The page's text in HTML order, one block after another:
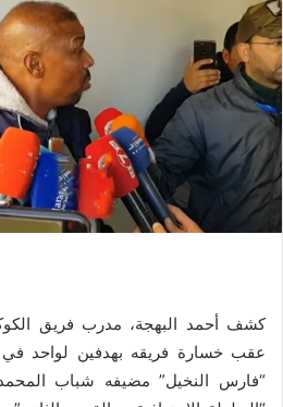
كشف أحمد البهجة، مدرب فريق
عقب خسارة فريقه بهدفين لواحد في